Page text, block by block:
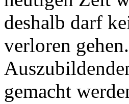
deshalb darf
verloren
gemacht